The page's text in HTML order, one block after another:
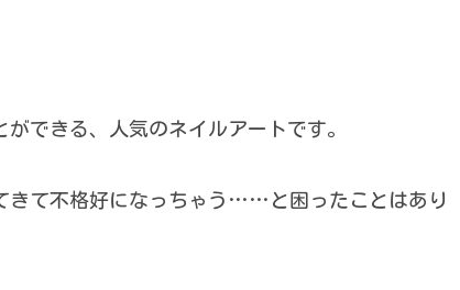
できる、人気のネイルアートです。
きて不格好になっちゃう……と困ったことはあり